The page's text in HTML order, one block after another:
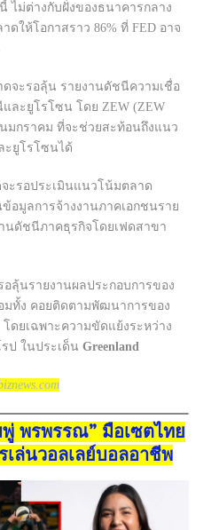
ไม่ต่างกับฝั่งของธนาคารกลาง
ดให้โอกาสราว 86% ที่ FED อาจ
ดจะรอลุ้น รายงานดัชนีความเชื่อ
ละยูโรโซน โดย ZEW (ZEW
นมกราคม ที่จะช่วยสะท้อนถึงแนว
ะยูโรโซนได้
ะรอประเมินแนวโน้มตลาด
อมูลการจ้างงานภาคเอกชนราย
นดัชนีภาคธุรกิจโดยเฟดสาขา
ลุ้นรายงานผลประกอบการของ
มทั้ง คอยติดตามพัฒนาการของ
ดยเฉพาะความขัดแย้งระหว่าง
ป ในประเด็น Greenland
พรพรรณ” มือเซตไทย
เล่นวอลเลย์บอลอาชีพ